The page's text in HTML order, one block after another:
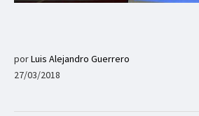
porLuis Alejandro Guerrero
27/03/2018